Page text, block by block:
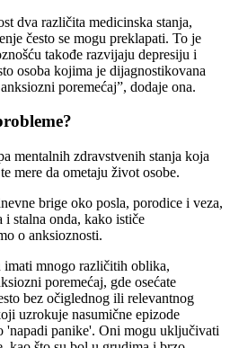
dva različita medicinska stanja,
često se mogu preklapati. To je
takođe razvijaju depresiju i
osoba kojima je dijagnostikovana
poremećaj”, dodaje ona.
mentalnih zdravstvenih stanja koja
mere da ometaju život osobe.
brige oko posla, porodice i veza,
i stalna onda, kako ističe
o anksioznosti.
mnogo različitih oblika,
poremećaj, gde osećate
bez očiglednog ili relevantnog
uzrokuje nasumične epizode
'napadi panike'. Oni mogu uključivati